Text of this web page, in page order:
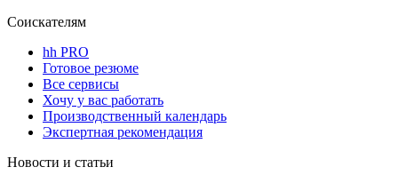
Соискателям
hh PRO
Готовое резюме
Все сервисы
Хочу у вас работать
Производственный календарь
Экспертная рекомендация
Новости и статьи